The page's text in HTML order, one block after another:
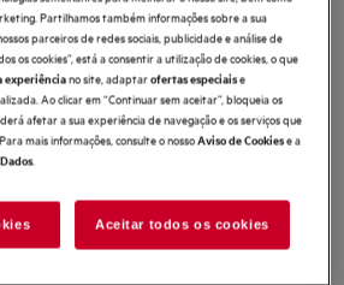
preserva até 95% das vitaminas*
humidade ideal. Mantém os produtos frescos.
70% do revestimento interior com plástico
Partilhamos também informações sobre a sua
parceiros de redes sociais, publicidade e análise de
os cookies”, está a consentir a utilização de cookies, o que
experiênciano site, adaptarofertas especiaise
Ao clicar em “Continuar sem aceitar”, bloqueia os
afetar a sua experiência de navegação e os serviços que
mais informações, consulte o nossoAviso de Cookiese a
.
Aceitar todos os cookies